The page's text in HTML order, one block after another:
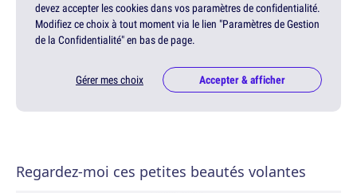
devez accepter les cookies dans vos paramètres de confidentialité.
Modifiez ce choix à tout moment via le lien "Paramètres de Gestion
de la Confidentialité" en bas de page.
Gérer mes choix Accepter & afficher
Regardez-moi ces petites beautés volantes